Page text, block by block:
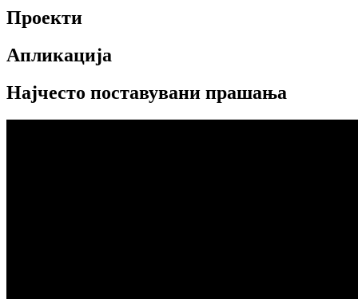
Проекти
Апликација
Најчесто поставувани прашања